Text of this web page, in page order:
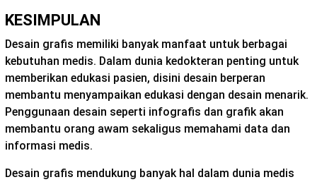
KESIMPULAN
Desain grafis memiliki banyak manfaat untuk berbagai
kebutuhan medis. Dalam dunia kedokteran penting untuk
memberikan edukasi pasien, disini desain berperan
membantu menyampaikan edukasi dengan desain menarik.
Penggunaan desain seperti infografis dan grafik akan
membantu orang awam sekaligus memahami data dan
informasi medis.
Desain grafis mendukung banyak hal dalam dunia medis